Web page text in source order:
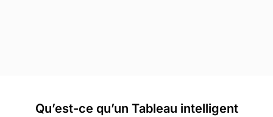
Qu’est-ce qu’un Tableau intelligent